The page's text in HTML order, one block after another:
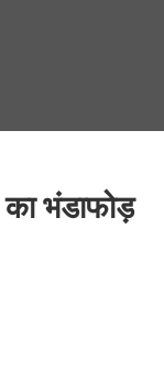
का भंडाफोड़